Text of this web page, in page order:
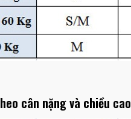
cân nặng và chiều cao